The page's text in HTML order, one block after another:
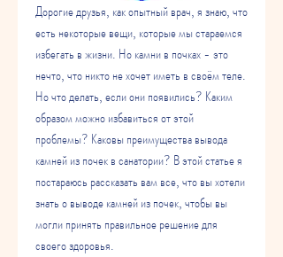
Дорогие друзья, как опытный врач, я знаю, что
есть некоторые вещи, которые мы стараемся
избегать в жизни. Но камни в почках - это
нечто, что никто не хочет иметь в своём теле.
Но что делать, если они появились? Каким
образом можно избавиться от этой
проблемы? Каковы преимущества вывода
камней из почек в санатории? В этой статье я
постараюсь рассказать вам все, что вы хотели
знать о выводе камней из почек, чтобы вы
могли принять правильное решение для
своего здоровья.